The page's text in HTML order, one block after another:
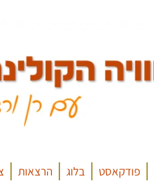
פודקאסט בלוג הרצאות